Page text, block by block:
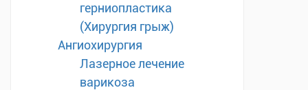
герниопластика
(Хирургия грыж)
Ангиохирургия
Лазерное лечение
варикоза